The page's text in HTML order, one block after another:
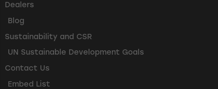
Dealers
Blog
Sustainability and CSR
UN Sustainable Development Goals
Contact Us
Embed List